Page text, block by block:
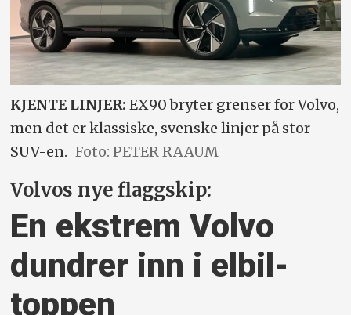
KJENTE LINJER: EX90 bryter grenser for Volvo,
men det er klassiske, svenske linjer på stor-
SUV-en. Foto: PETER RAAUM
Volvos nye flaggskip:
En ekstrem Volvo
dundrer inn i elbil-
toppen